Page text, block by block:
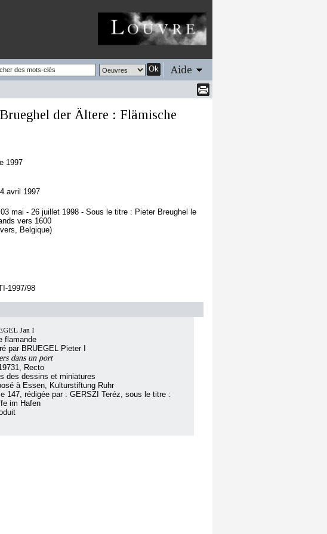
Ok Aide
der Ältere : Flämische
1997
avril 1997
mai - 26 juillet 1998 - Sous le titre : Pieter Breughel le
vers 1600
Belgique)
1997/98
Jan I
flamande
par BRUEGEL Pieter I
dans un port
Recto
des dessins et miniatures
à Essen, Kulturstiftung Ruhr
147, rédigée par : GERSZI Teréz, sous le titre :
im Hafen